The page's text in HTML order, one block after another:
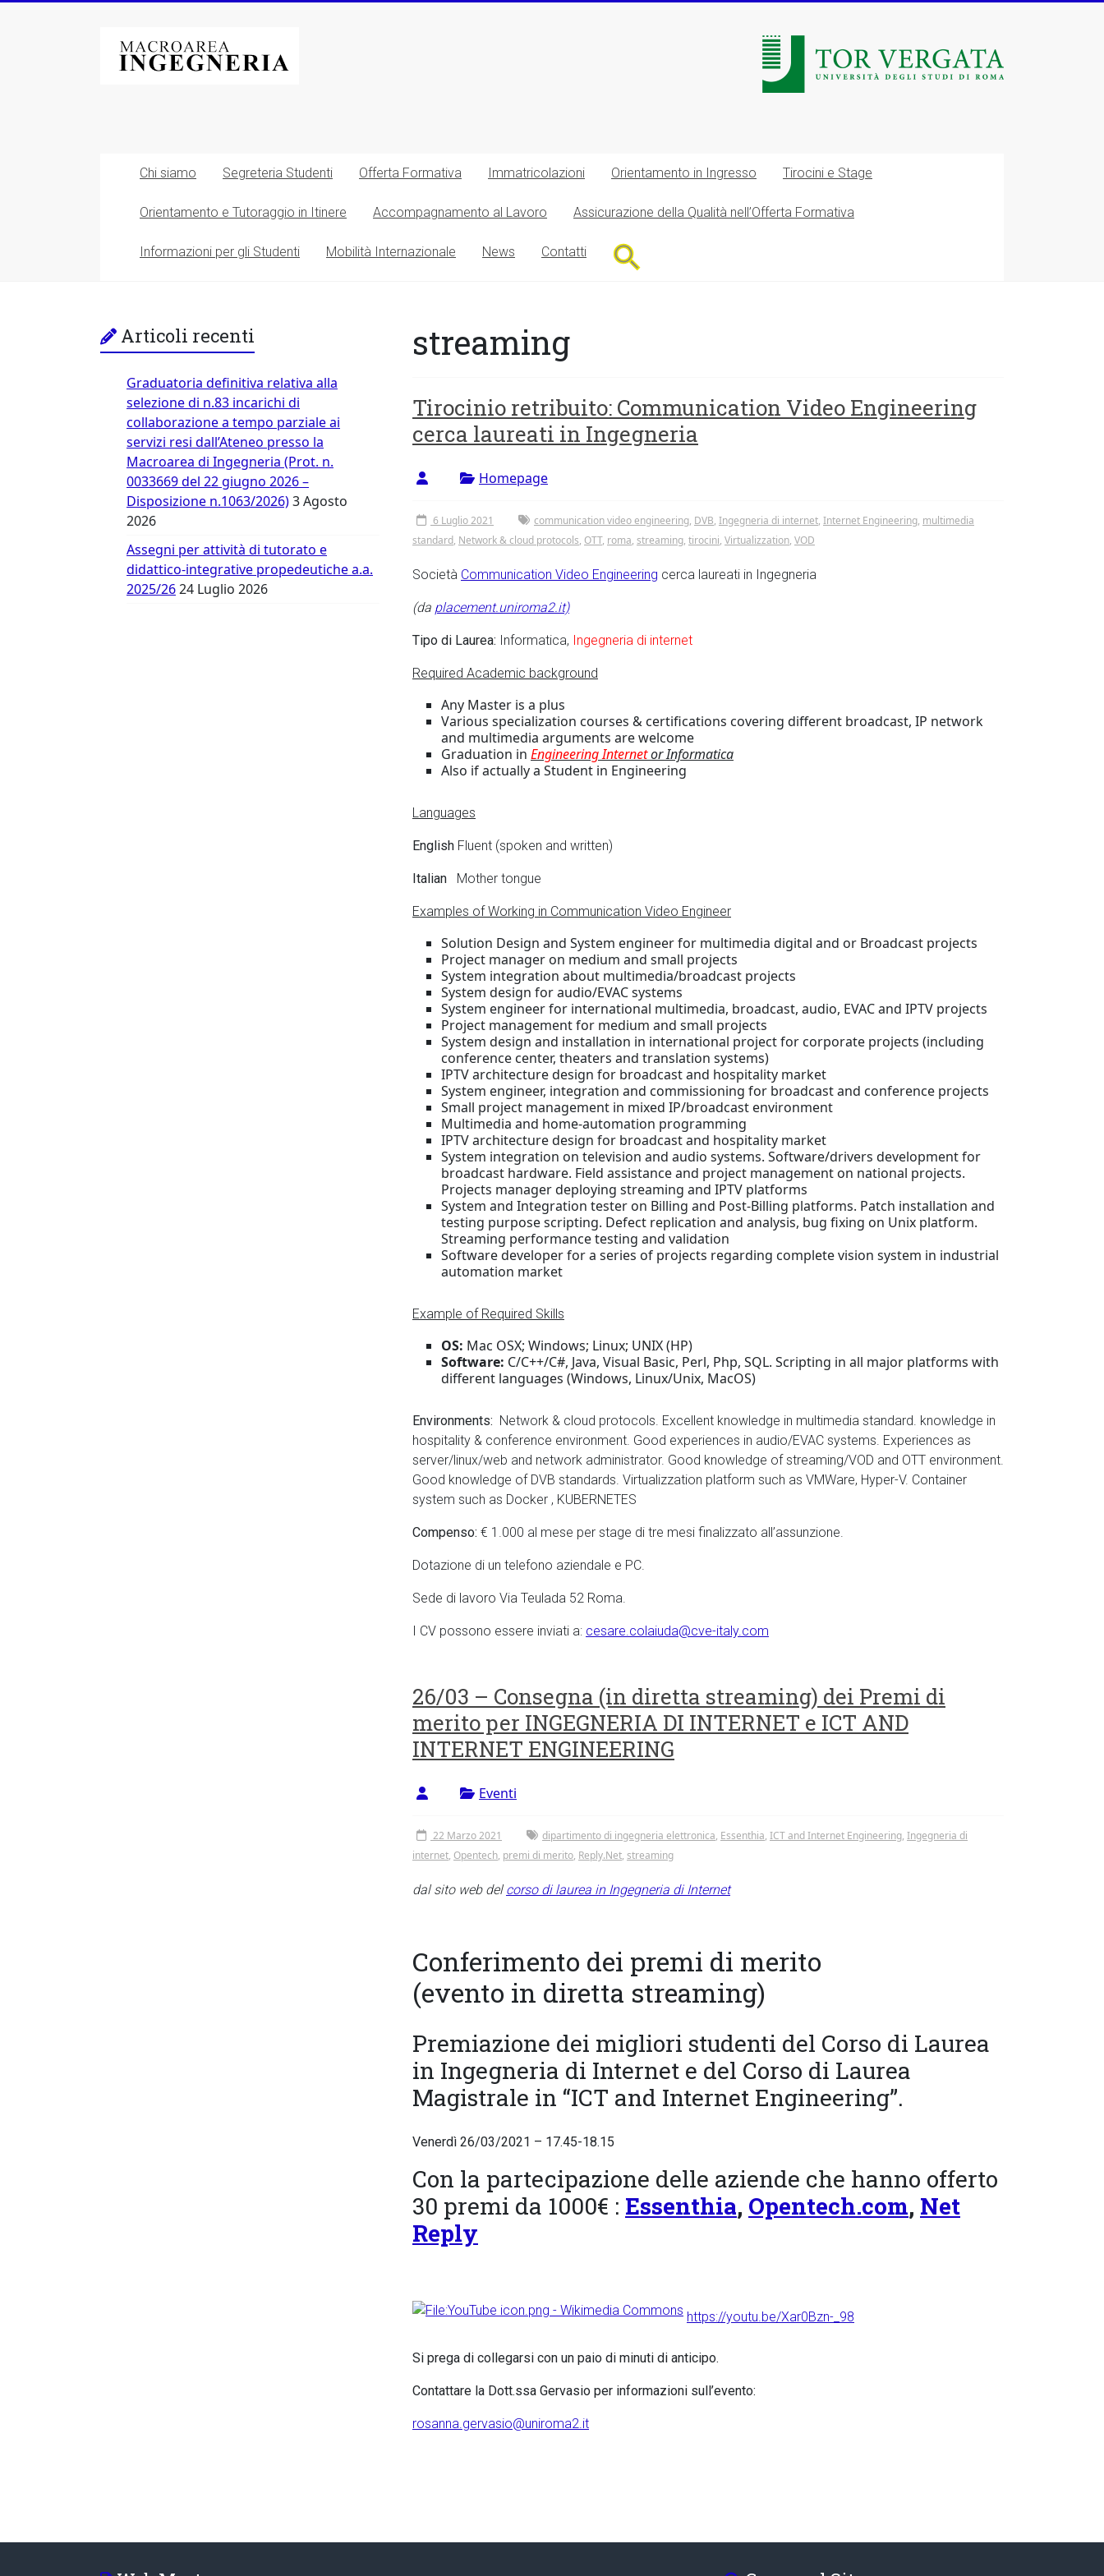
Macroarea
di
Università
degli
Studi
Tor
Vergata
Chi siamo Segreteria Studenti Offerta Formativa Immatricolazioni Orientamento in Ingresso Tirocini e Stage
Orientamento e Tutoraggio in Itinere Accompagnamento al Lavoro Assicurazione della Qualità nell’Offerta Formativa
Informazioni per gli Studenti Mobilità Internazionale News Contatti
streaming
Tirocinio retribuito: Communication Video Engineering
cerca laureati in Ingegneria
Homepage
6 Luglio 2021 communication video engineering, DVB, Ingegneria di internet, Internet Engineering, multimedia
standard, Network & cloud protocols, OTT, roma, streaming, tirocini, Virtualizzation, VOD
Società Communication Video Engineering cerca laureati in Ingegneria
(da placement.uniroma2.it)
Tipo di Laurea: Informatica, Ingegneria di internet
Required Academic background
Any Master is a plus
Various specialization courses & certifications covering different broadcast, IP network
and multimedia arguments are welcome
Graduation in Engineering Internetor Informatica
Also if actually a Student in Engineering
Languages
English Fluent (spoken and written)
Italian Mother tongue
Examples of Working in Communication Video Engineer
Solution Design and System engineer for multimedia digital and or Broadcast projects
Project manager on medium and small projects
System integration about multimedia/broadcast projects
System design for audio/EVAC systems
System engineer for international multimedia, broadcast, audio, EVAC and IPTV projects
Project management for medium and small projects
System design and installation in international project for corporate projects (including
conference center, theaters and translation systems)
IPTV architecture design for broadcast and hospitality market
System engineer, integration and commissioning for broadcast and conference projects
Small project management in mixed IP/broadcast environment
Multimedia and home-automation programming
IPTV architecture design for broadcast and hospitality market
System integration on television and audio systems. Software/drivers development for
broadcast hardware. Field assistance and project management on national projects.
Projects manager deploying streaming and IPTV platforms
System and Integration tester on Billing and Post-Billing platforms. Patch installation and
testing purpose scripting. Defect replication and analysis, bug fixing on Unix platform.
Streaming performance testing and validation
Software developer for a series of projects regarding complete vision system in industrial
automation market
Example of Required Skills
OS: Mac OSX; Windows; Linux; UNIX (HP)
Software: C/C++/C#, Java, Visual Basic, Perl, Php, SQL. Scripting in all major platforms with
different languages (Windows, Linux/Unix, MacOS)
Environments: Network & cloud protocols. Excellent knowledge in multimedia standard. knowledge in
hospitality & conference environment. Good experiences in audio/EVAC systems. Experiences as
server/linux/web and network administrator. Good knowledge of streaming/VOD and OTT environment.
Good knowledge of DVB standards. Virtualizzation platform such as VMWare, Hyper-V. Container
system such as Docker , KUBERNETES
Compenso: € 1.000 al mese per stage di tre mesi finalizzato all’assunzione.
Dotazione di un telefono aziendale e PC.
Sede di lavoro Via Teulada 52 Roma.
I CV possono essere inviati a: cesare.colaiuda@cve-italy.com
26/03 – Consegna (in diretta streaming) dei Premi di
merito per INGEGNERIA DI INTERNET e ICT AND
INTERNET ENGINEERING
Eventi
22 Marzo 2021 dipartimento di ingegneria elettronica, Essenthia, ICT and Internet Engineering, Ingegneria di
internet, Opentech, premi di merito, Reply.Net, streaming
dal sito web delcorso di laurea in Ingegneria di Internet
Conferimento dei premi di merito
(evento in diretta streaming)
Premiazione dei migliori studenti del Corso di Laurea
in Ingegneria di Internet e del Corso di Laurea
Magistrale in “ICT and Internet Engineering”.
Venerdì 26/03/2021 – 17.45-18.15
Con la partecipazione delle aziende che hanno offerto
30 premi da 1000€ : Essenthia, Opentech.com, Net
Reply
https://youtu.be/Xar0Bzn-_98
Si prega di collegarsi con un paio di minuti di anticipo.
Contattare la Dott.ssa Gervasio per informazioni sull’evento:
rosanna.gervasio@uniroma2.it
Articoli recenti
Graduatoria definitiva relativa alla
selezione di n.83 incarichi di
collaborazione a tempo parziale ai
servizi resi dall’Ateneo presso la
Macroarea di Ingegneria (Prot. n.
0033669 del 22 giugno 2026 –
Disposizione n.1063/2026)3 Agosto
2026
Assegni per attività di tutorato e
didattico-integrative propedeutiche a.a.
2025/2624 Luglio 2026